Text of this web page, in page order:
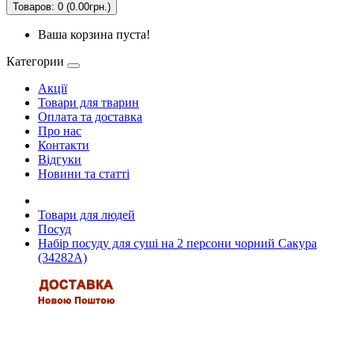
Товаров: 0 (0.00грн.)
Ваша корзина пуста!
Категории
Акції
Товари для тварин
Оплата та доставка
Про нас
Контакти
Відгуки
Новини та статті
Товари для людей
Посуд
Набір посуду для суші на 2 персони чорний Сакура
(34282A)